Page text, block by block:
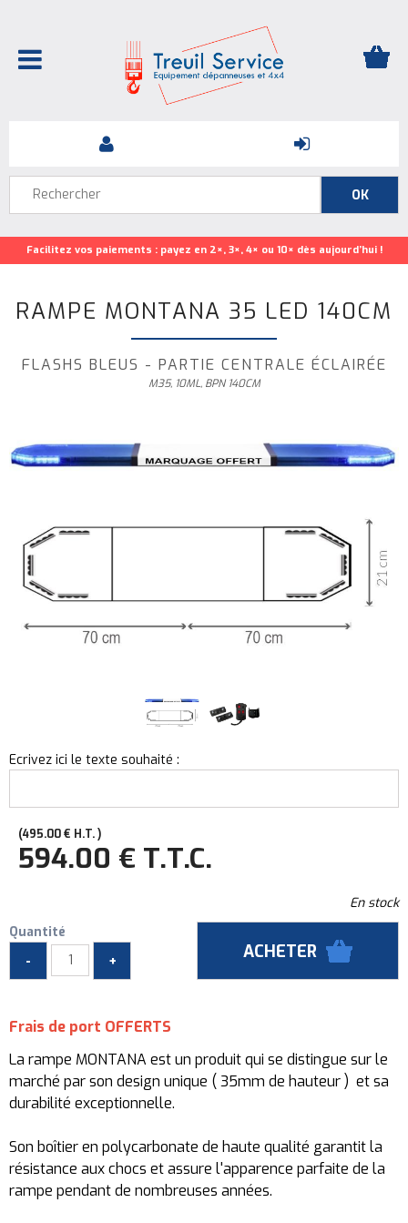
Facilitez vos paiements : payez en 2×, 3×, 4× ou 10× dès aujourd’hui !
RAMPE MONTANA 35 LED 140CM
FLASHS BLEUS - PARTIE CENTRALE ÉCLAIRÉE
M35, 10ML, BPN 140CM
Ecrivez ici le texte souhaité :
495.00€ H.T.
594.00 € T.T.C.
En stock
Quantité
Frais de port OFFERTS
La rampe MONTANA est un produit qui se distingue sur le
marché par son design unique ( 35mm de hauteur ) et sa
durabilité exceptionnelle.
Son boîtier en polycarbonate de haute qualité garantit la
résistance aux chocs et assure l'apparence parfaite de la
rampe pendant de nombreuses années.